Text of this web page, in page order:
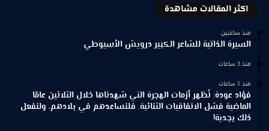
اكثر المقالات مشاهدة
منذ ساعتين
السيرة الذاتية للشاعر الكبير درويش الأسيوطي
منذ 3 ساعات
منذ 5 ساعات
فؤاد عودة: تُظهر أزمات الهجرة التي شهدناها خلال الثلاثين عامًا
الماضية فشل الاتفاقيات الثنائية. فلنساعدهم في بلادهم، ولنفعل
ذلك بجدية!